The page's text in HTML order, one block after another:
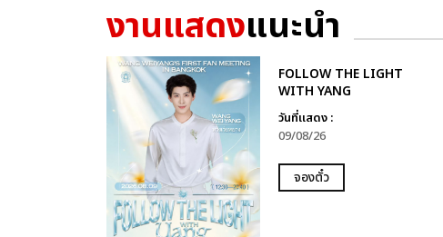
งานแสดงแนะนำ
FOLLOW THE LIGHT
WITH YANG
วันที่แสดง :
09/08/26
จองตั๋ว